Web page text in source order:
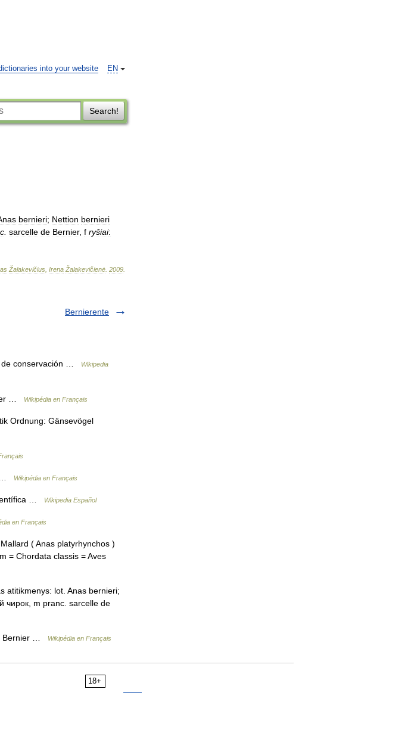
EN
into your website
Search!
bernieri; Nettion bernieri
sarcelle de Bernier, f ryšiai:
Žalakevičius Irena Žalakevičienė 2009
Bernierente
de conservación …
Wikipedia
… Wikipédia en Français
Ordnung: Gänsevögel
… Wikipédia en Français
… Wikipedia Español
en Français
( Anas platyrhynchos )
= Chordata classis = Aves
atitikmenys: lot. Anas bernieri;
чирок, m pranc. sarcelle de
Bernier … Wikipédia en Français
18+